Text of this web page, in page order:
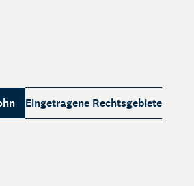
Eingetragene Rechtsgebiete